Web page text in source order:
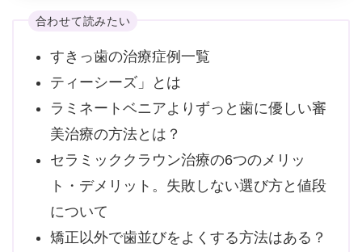
合わせて読みたい
すきっ歯の治療症例一覧
ティーシーズ」とは
ラミネートベニアよりずっと歯に優しい審
美治療の方法とは？
セラミッククラウン治療の6つのメリッ
ト・デメリット。失敗しない選び方と値段
について
矯正以外で歯並びをよくする方法はある？